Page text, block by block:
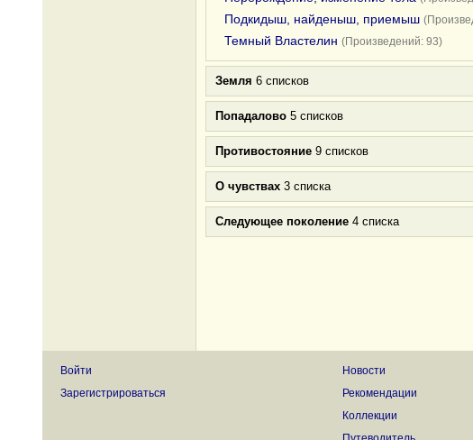
Подкидыш, найденыш, приемыш
Темный Властелин (Произведений: 93)
Земля 6 списков
Попадалово 5 списков
Противостояние 9 списков
О чувствах 3 списка
Следующее поколение 4 списка
Войти
Зарегистрироваться
Новости
Рекомендации
Коллекции